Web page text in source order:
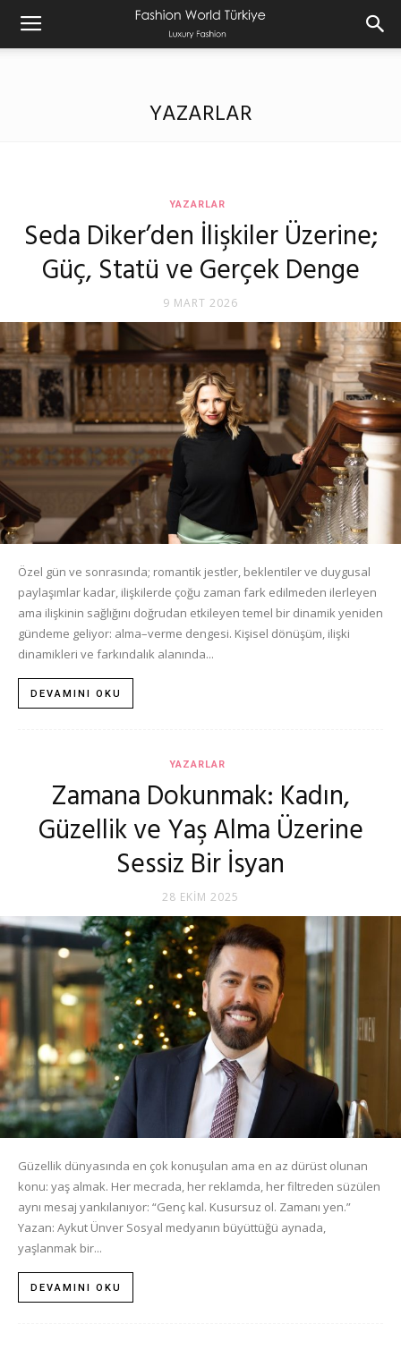
YAZARLAR
YAZARLAR
Seda Diker’den İlişkiler Üzerine;
Güç, Statü ve Gerçek Denge
9 MART 2026
Özel gün ve sonrasında; romantik jestler, beklentiler ve duygusal
paylaşımlar kadar, ilişkilerde çoğu zaman fark edilmeden ilerleyen
ama ilişkinin sağlığını doğrudan etkileyen temel bir dinamik yeniden
gündeme geliyor: alma–verme dengesi. Kişisel dönüşüm, ilişki
dinamikleri ve farkındalık alanında...
DEVAMINI OKU
YAZARLAR
Zamana Dokunmak: Kadın,
Güzellik ve Yaş Alma Üzerine
Sessiz Bir İsyan
28 EKIM 2025
Güzellik dünyasında en çok konuşulan ama en az dürüst olunan
konu: yaş almak. Her mecrada, her reklamda, her filtreden süzülen
aynı mesaj yankılanıyor: “Genç kal. Kusursuz ol. Zamanı yen.”
Yazan: Aykut Ünver Sosyal medyanın büyüttüğü aynada,
yaşlanmak bir...
DEVAMINI OKU